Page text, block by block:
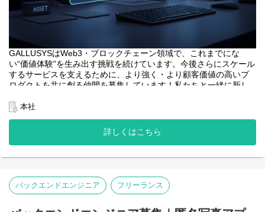
GALLUSYSはWeb3・ブロックチェーン領域で、これまでにな
い“価値体験”を生み出す挑戦を続けています。今後さらにスケール
するサービスを支えるために、より強く・より顧客価値の高いプ
ロダクトを共に創る仲間を募集しています！私たちと一緒に新し
<業務内容>
本プロジェクトにおけるフロントエンドエンジニアは、web3系サ
ービスのユーザーインターフェースとなるWebアプリケーション
開発の中核を担います。
ト。
・ブロックチェーンと連携する機能のフロントエンド実装。
本社
詳しくはこちら
バックエンドエンジニア フリーランス